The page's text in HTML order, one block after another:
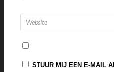
STUUR MIJ EEN E-MAIL